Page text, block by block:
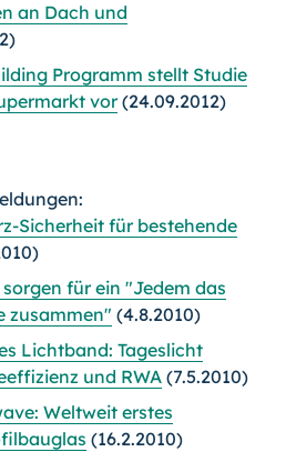
an Dach und
Programm stellt Studie
vor(24.09.2012)
Sicherheit für bestehende
für ein "Jedem das
zusammen" (4.8.2010)
Lichtband: Tageslicht
und RWA(7.5.2010)
Weltweit erstes
(16.2.2010)